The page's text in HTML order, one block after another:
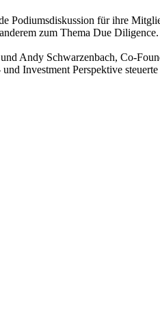
Podiumsdiskussion für ihre
zum Thema Due Diligence.
Andy Schwarzenbach, Co-
Investment Perspektive